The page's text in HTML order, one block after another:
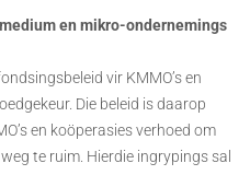
en mikro-ondernemings
vir KMMO’s en
Die beleid is daarop
en koöperasies verhoed om
te ruim. Hierdie ingrypings sal